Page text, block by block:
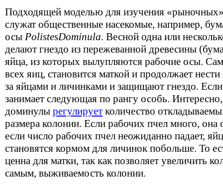
Подходящей моделью для изучения
служат общественные насекомые, например,
осы PolistesDominula. Весной одна или
делают гнездо из пережеванной древесины
яйца, из которых вылупляются рабочие осы.
всех яиц, становится маткой и продолжает
за яйцами и личинками и защищают гнездо. Если
занимает следующая по рангу особь.
доминулы регулирует количество
размера колонии. Если рабочих пчел много, она
если число рабочих пчел неожиданно падает,
становятся кормом для личинок побольше. То
ценна для матки, так как позволяет увеличить
самым, выживаемость колонии.